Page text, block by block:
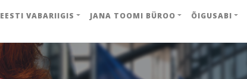
EESTI VABARIIGIS JANA TOOMI BÜROO ÕIGUSABI